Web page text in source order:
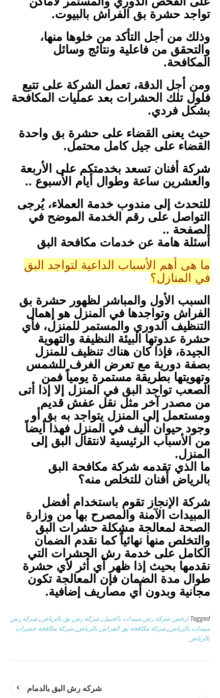
تواجد حشرة بق الفراش بالبيوت.
وذلك من أجل التأكد من خلوها منها،
والتحقق من فاعلية ونتائج وسائل
المكافحة.
ومن أجل الدقة، تعمل الشركة على تتبع
فلول تلك الحشرات بعد عمليات المكافحة
بشكل فردي.
حيث يعنى القضاء على حشرة بق واحدة
القضاء على جيل كامل محتمل.
شركة أفنان تسعد بخدمتكم على الأربعة
والعشرين ساعة وطوال أيام الأسبوع ..
للتحدث إلى مندوب خدمة العملاء، يُرجى
التواصل على رقم الخدمة الموضح في
الصفحة ..
أسئلة هامة عن خدمات مكافحة البق
ما هي أهم الأسباب الداعية لتواجد البق
في المنازل؟
السبب الأول والمباشر لظهور حشرة بق
الفراش وتواجدها في المنزل هو إهمال
التنظيف الدوري والمستمر للمنزل، فأي
حشرة عدوتها البيئة النظيفة والتهوية
الجيدة، فإذا كان هناك تنظيف للمنزل
بصفة دورية مع تعرض الغرف للشمس
وتهويتها بطريقة مستمرة يومياً فمن
الصعب تواجد البق في المنزل إلا إذا أتى
من مصدر آخر مثل نقل عفش قديم
ومستعمل إلى المنزل يتواجد به بق أو
وجود حيوان أليف في المنزل فهذا أيضاً
من الأسباب الرئيسية لانتقال البق إلى
المنزل.
ما الذي تقدمه شركة مكافحة البق
بالرياض أفنان للتخلص منه؟
شركة الإنجاز تقوم باستخدام أفضل
المبيدات الآمنة والمصرح بها من وزارة
الصحة لمعالجة مشكلة حشرات البق
والتخلص منها نهائياً كما نقدم الضمان
الكامل على خدمة رش الحشرات التي
نقدمها بحيث إذا ظهر أي أثر لأي حشرة
طوال مدة الضمان فإن المعالجة تكون
مجانية وبدون أي مصاريف إضافية.
Tagged ارخص شركة رش مبيدات بالجبيل,شركة رش بق بالرياض,شركة رش
مبيدات بالرياض,شركة مكافحة بق الفراش بالرياض,شركة مكافحة حشرات
بالرياض
شركه رش البق بالدمام